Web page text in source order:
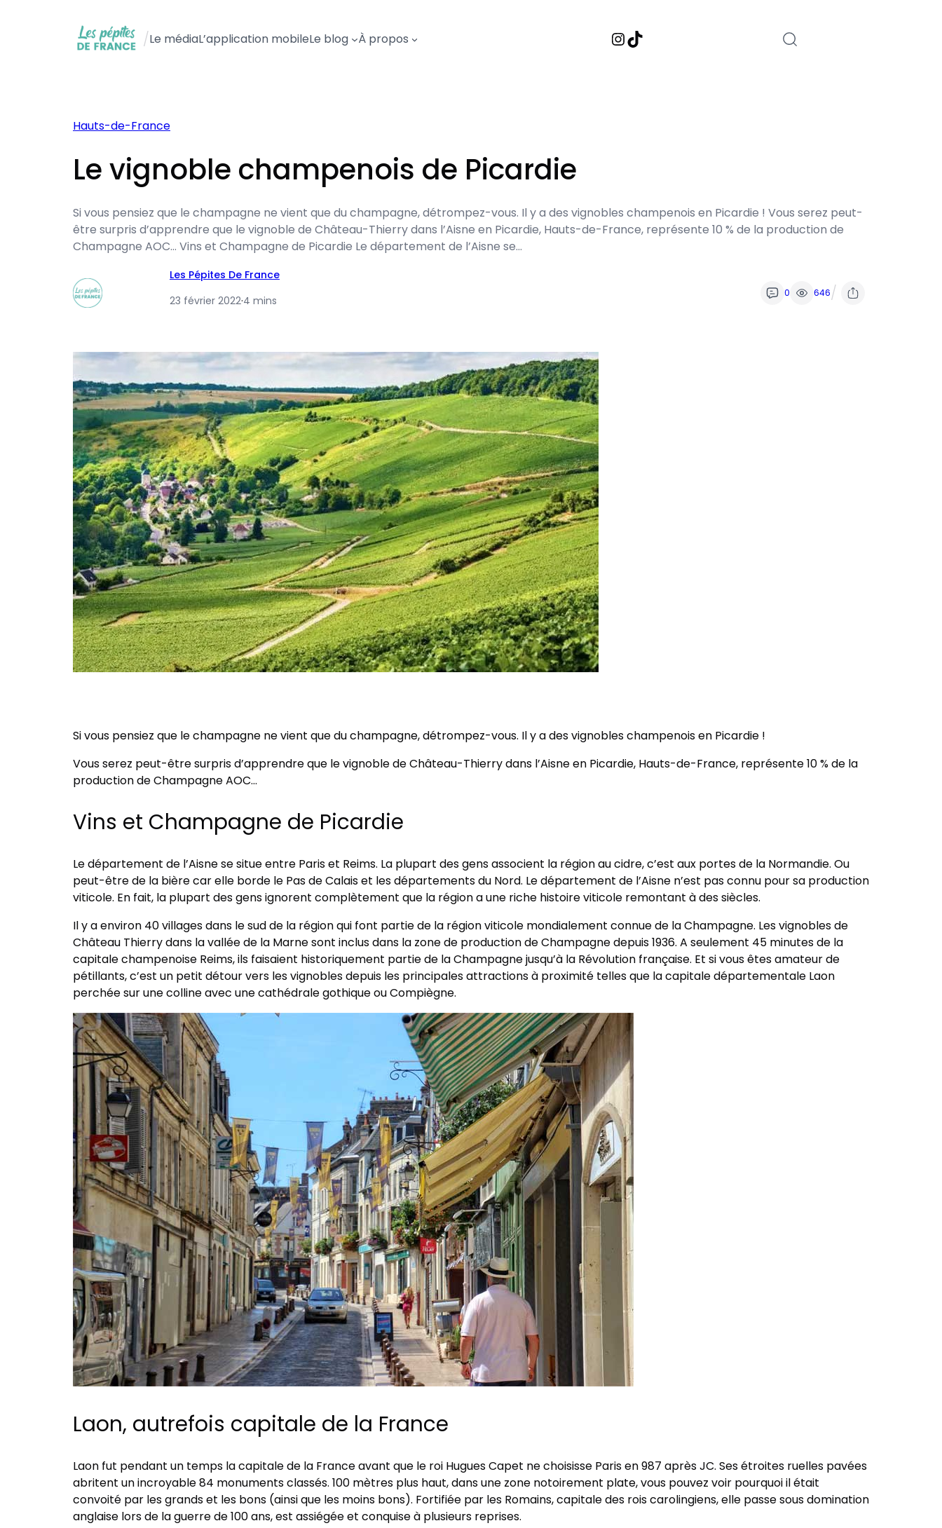
/Le médiaL’application mobileLe blog À propos Instagram
TikTok
Hauts-de-France
Le vignoble champenois de Picardie
Si vous pensiez que le champagne ne vient que du champagne, détrompez-vous. Il y a des vignobles champenois en Picardie ! Vous serez peut-
être surpris d’apprendre que le vignoble de Château-Thierry dans l’Aisne en Picardie, Hauts-de-France, représente 10 % de la production de
Champagne AOC… Vins et Champagne de Picardie Le département de l’Aisne se…
Les Pépites De France
23 février 2022·4 mins
0 646/
Si vous pensiez que le champagne ne vient que du champagne, détrompez-vous. Il y a des vignobles champenois en Picardie !
Vous serez peut-être surpris d’apprendre que le vignoble de Château-Thierry dans l’Aisne en Picardie, Hauts-de-France, représente 10 % de la
production de Champagne AOC…
Vins et Champagne de Picardie
Le département de l’Aisne se situe entre Paris et Reims. La plupart des gens associent la région au cidre, c’est aux portes de la Normandie. Ou
peut-être de la bière car elle borde le Pas de Calais et les départements du Nord. Le département de l’Aisne n’est pas connu pour sa production
viticole. En fait, la plupart des gens ignorent complètement que la région a une riche histoire viticole remontant à des siècles.
Il y a environ 40 villages dans le sud de la région qui font partie de la région viticole mondialement connue de la Champagne. Les vignobles de
Château Thierry dans la vallée de la Marne sont inclus dans la zone de production de Champagne depuis 1936. A seulement 45 minutes de la
capitale champenoise Reims, ils faisaient historiquement partie de la Champagne jusqu’à la Révolution française. Et si vous êtes amateur de
pétillants, c’est un petit détour vers les vignobles depuis les principales attractions à proximité telles que la capitale départementale Laon
perchée sur une colline avec une cathédrale gothique ou Compiègne.
Laon, autrefois capitale de la France
Laon fut pendant un temps la capitale de la France avant que le roi Hugues Capet ne choisisse Paris en 987 après JC. Ses étroites ruelles pavées
abritent un incroyable 84 monuments classés. 100 mètres plus haut, dans une zone notoirement plate, vous pouvez voir pourquoi il était
convoité par les grands et les bons (ainsi que les moins bons). Fortifiée par les Romains, capitale des rois carolingiens, elle passe sous domination
anglaise lors de la guerre de 100 ans, est assiégée et conquise à plusieurs reprises.